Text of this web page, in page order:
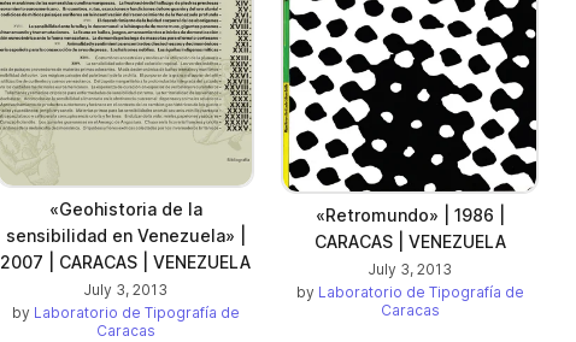
«Geohistoria de la
sensibilidad en Venezuela» |
2007 | CARACAS | VENEZUELA
July 3, 2013
by Laboratorio de Tipografía de
Caracas
«Retromundo» | 1986 |
CARACAS | VENEZUELA
July 3, 2013
by Laboratorio de Tipografía de
Caracas